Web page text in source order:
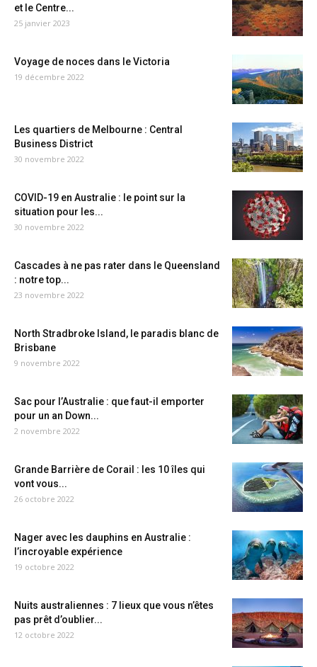
et le Centre...
25 janvier 2023
Voyage de noces dans le Victoria
19 décembre 2022
Les quartiers de Melbourne : Central
Business District
30 novembre 2022
COVID-19 en Australie : le point sur la
situation pour les...
30 novembre 2022
Cascades à ne pas rater dans le Queensland
: notre top...
23 novembre 2022
North Stradbroke Island, le paradis blanc de
Brisbane
9 novembre 2022
Sac pour l’Australie : que faut-il emporter
pour un an Down...
2 novembre 2022
Grande Barrière de Corail : les 10 îles qui
vont vous...
26 octobre 2022
Nager avec les dauphins en Australie :
l’incroyable expérience
19 octobre 2022
Nuits australiennes : 7 lieux que vous n’êtes
pas prêt d’oublier...
12 octobre 2022